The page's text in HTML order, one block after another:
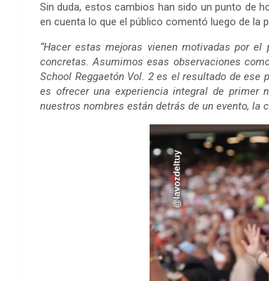
Sin duda, estos cambios han sido un punto de
en cuenta lo que el público comentó luego de la
“Hacer estas mejoras vienen motivadas por
concretas. Asumimos esas observaciones
School Reggaetón Vol. 2 es el resultado de
es ofrecer una experiencia integral de primer
nuestros nombres están detrás de un evento, la